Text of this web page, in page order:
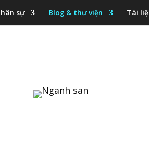
sự Blog & thư viện Tài